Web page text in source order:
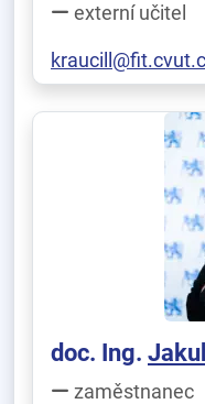
externí učitel
doc. Ing.
zaměstnanec